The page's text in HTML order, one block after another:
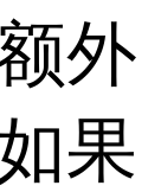
外
果